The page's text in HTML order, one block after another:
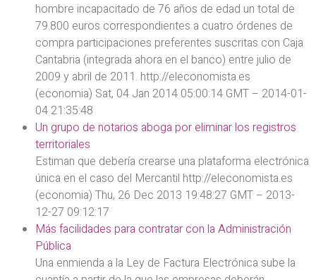
hombre incapacitado de 76 años de edad un total de
79.800 euros correspondientes a cuatro órdenes de
compra participaciones preferentes suscritas con Caja
Cantabria (integrada ahora en el banco) entre julio de
2009 y abril de 2011. http://eleconomista.es
(economia) Sat, 04 Jan 2014 05:00:14 GMT – 2014-01-
04 21:35:48
Un grupo de notarios aboga por eliminar los registros
territoriales
Estiman que debería crearse una plataforma electrónica
única en el caso del Mercantil http://eleconomista.es
(economia) Thu, 26 Dec 2013 19:48:27 GMT – 2013-
12-27 09:12:17
Más facilidades para contratar con la Administración
Pública
Una enmienda a la Ley de Factura Electrónica sube la